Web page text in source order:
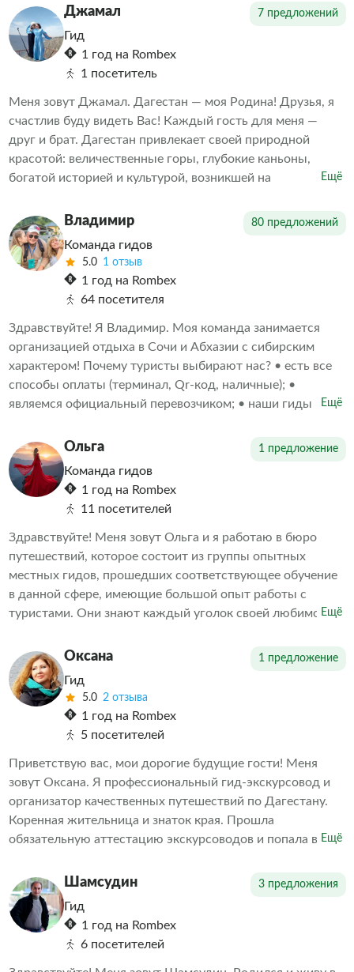
подстроилась под микроклимат и интересы
нашей разновозрастной семьи, была
возможность насладиться пейзажами и
получить глубокие знания. Отдельная
благодарность за кофе и закат. Спасибо
Джамал 7 предложений
Гид
1 год на Rombex
1 посетитель
Меня зовут Джамал. Дагестан — моя Родина! Друзья, я
счастлив буду видеть Вас! Каждый гость для меня —
друг и брат. Дагестан привлекает своей природной
красотой: величественные горы, глубокие каньоны,
богатой историей и культурой, возникшей на
Вас открыть для себя эту жемчужину Кавказа,
почувствовать дух приключений и узнать то, о чём
многие даже не догадывались.
Ещё
Владимир 80 предложений
Команда гидов
5.0 1 отзыв
1 год на Rombex
64 посетителя
Здравствуйте! Я Владимир. Моя команда занимается
организацией отдыха в Сочи и Абхазии с сибирским
характером! Почему туристы выбирают нас? • есть все
способы оплаты (терминал, Qr-код, наличные); •
являемся официальный перевозчиком; • наши гиды
диспетчерская служба; • водители проходят
ежедневный врачебный осмотр на допуск к управлению
транспортом; • мы сами проехали все маршруты и
готовы поделиться яркими впечатлениями.
Путешествуйте с нами и получите незабываемые
эмоции!
Ещё
Ольга 1 предложение
Команда гидов
1 год на Rombex
11 посетителей
Здравствуйте! Меня зовут Ольга и я работаю в бюро
путешествий, которое состоит из группы опытных
местных гидов, прошедших соответствующее обучение
в данной сфере, имеющие большой опыт работы с
туристами. Они знают каждый уголок своей любимой
Более 4х лет организовывают однодневные,
многодневные и индивидуальные экскурсии и
путешествия наших дорогих гостей по удивительному
Дагестану.
Ещё
Оксана 1 предложение
Гид
5.0 2 отзыва
1 год на Rombex
5 посетителей
Приветствую вас, мои дорогие будущие гости! Меня
зовут Оксана. Я профессиональный гид-экскурсовод и
организатор качественных путешествий по Дагестану.
Коренная жительница и знаток края. Прошла
обязательную аттестацию экскурсоводов и попала в
всегда позитивно, активно, информативно, а самое
главное — время пролетает незаметно.
Ещё
Шамсудин 3 предложения
Гид
1 год на Rombex
6 посетителей